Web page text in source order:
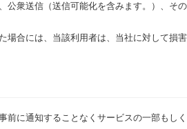
衆送信（送信可能化を含みます。）、そ
合には、当該利用者は、当社に対して損
に通知することなくサービスの一部もし